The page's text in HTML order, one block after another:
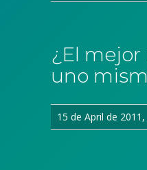
¿El
uno
15 de April de 2011